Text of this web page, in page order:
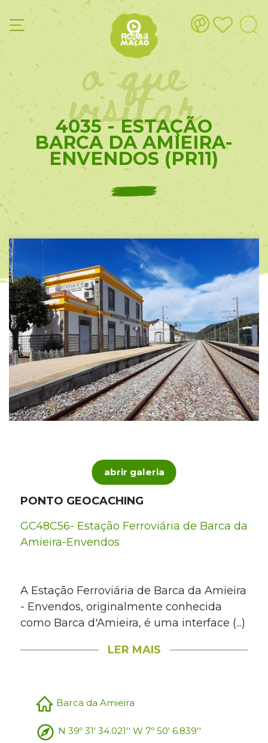
o que
visitar
4035 - ESTAÇÃO
BARCA DA AMIEIRA-
ENVENDOS (PR11)
abrir galeria
PONTO GEOCACHING
GC48C56- Estação Ferroviária de Barca da
Amieira-Envendos
A Estação Ferroviária de Barca da Amieira
- Envendos, originalmente conhecida
como Barca d'Amieira, é uma interface (...)
LER MAIS
Barca da Amieira
N 39º 31' 34.021'' W 7º 50' 6.839''